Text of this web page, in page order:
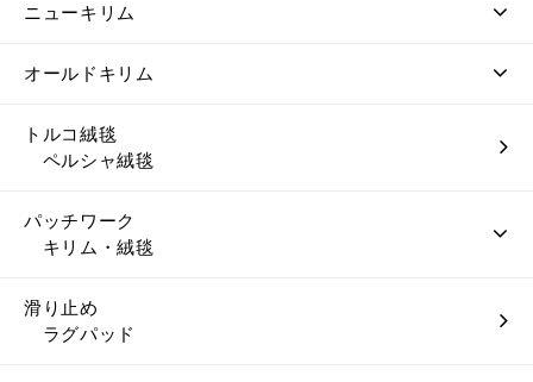
ニューキリム
オールドキリム
トルコ絨毯
ペルシャ絨毯
パッチワーク
キリム・絨毯
滑り止め
ラグパッド